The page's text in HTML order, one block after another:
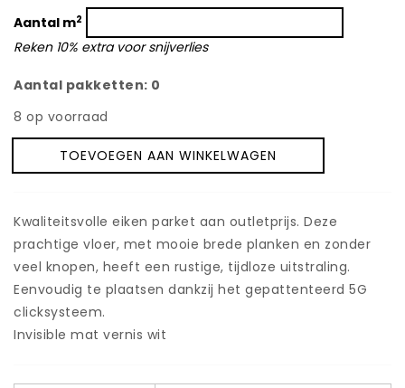
Aantal m2
Reken 10% extra voor snijverlies
Aantal pakketten: 0
8 op voorraad
m²:
Eiken
parket
-
mat
invisible
vernis
white
TOEVOEGEN AAN WINKELWAGEN
Kwaliteitsvolle eiken parket aan outletprijs. Deze
prachtige vloer, met mooie brede planken en zonder
veel knopen, heeft een rustige, tijdloze uitstraling.
Eenvoudig te plaatsen dankzij het gepattenteerd 5G
clicksysteem.
Invisible mat vernis wit